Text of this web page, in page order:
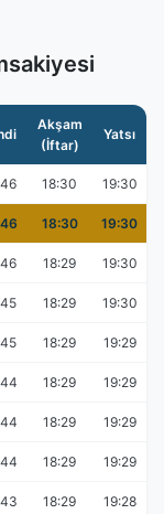
Akşam
(İftar)
Yatsı
18:30 19:30
18:30 19:30
18:29 19:30
18:29 19:30
18:29 19:29
18:29 19:29
18:29 19:29
18:29 19:29
18:29 19:28